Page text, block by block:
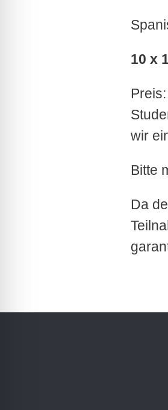
10 x
wir
Bitte
Da